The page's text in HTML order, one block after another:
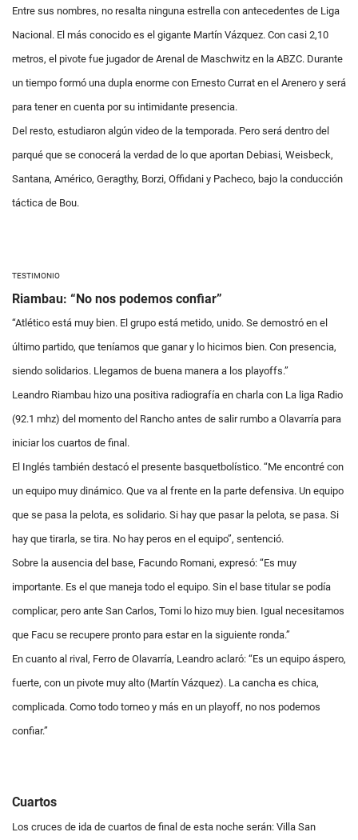
Entre sus nombres, no resalta ninguna estrella con antecedentes de Liga
Nacional. El más conocido es el gigante Martín Vázquez. Con casi 2,10
metros, el pivote fue jugador de Arenal de Maschwitz en la ABZC. Durante
un tiempo formó una dupla enorme con Ernesto Currat en el Arenero y será
para tener en cuenta por su intimidante presencia.
Del resto, estudiaron algún video de la temporada. Pero será dentro del
parqué que se conocerá la verdad de lo que aportan Debiasi, Weisbeck,
Santana, Américo, Geragthy, Borzi, Offidani y Pacheco, bajo la conducción
táctica de Bou.
TESTIMONIO
Riambau: “No nos podemos confiar”
“Atlético está muy bien. El grupo está metido, unido. Se demostró en el
último partido, que teníamos que ganar y lo hicimos bien. Con presencia,
siendo solidarios. Llegamos de buena manera a los playoffs.”
Leandro Riambau hizo una positiva radiografía en charla con La liga Radio
(92.1 mhz) del momento del Rancho antes de salir rumbo a Olavarría para
iniciar los cuartos de final.
El Inglés también destacó el presente basquetbolístico. “Me encontré con
un equipo muy dinámico. Que va al frente en la parte defensiva. Un equipo
que se pasa la pelota, es solidario. Si hay que pasar la pelota, se pasa. Si
hay que tirarla, se tira. No hay peros en el equipo”, sentenció.
Sobre la ausencia del base, Facundo Romani, expresó: “Es muy
importante. Es el que maneja todo el equipo. Sin el base titular se podía
complicar, pero ante San Carlos, Tomi lo hizo muy bien. Igual necesitamos
que Facu se recupere pronto para estar en la siguiente ronda.”
En cuanto al rival, Ferro de Olavarría, Leandro aclaró: “Es un equipo áspero,
fuerte, con un pivote muy alto (Martín Vázquez). La cancha es chica,
complicada. Como todo torneo y más en un playoff, no nos podemos
confiar.”
Cuartos
Los cruces de ida de cuartos de final de esta noche serán: Villa San